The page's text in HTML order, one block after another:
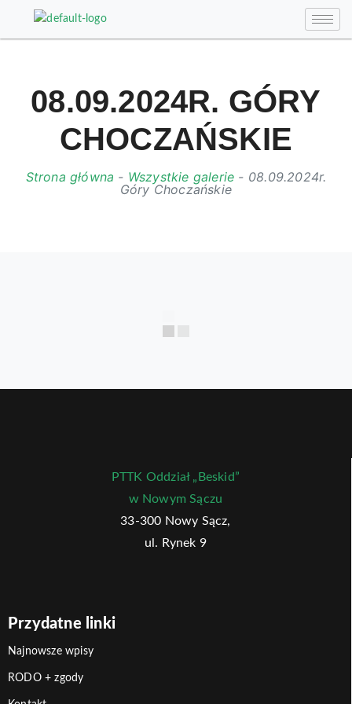
08.09.2024R. GÓRY
CHOCZAŃSKIE
Strona główna - Wszystkie galerie - 08.09.2024r.
Góry Choczańskie
PTTK Oddział „Beskid”
w Nowym Sączu
33-300 Nowy Sącz,
ul. Rynek 9
Przydatne linki
Najnowsze wpisy
RODO + zgody